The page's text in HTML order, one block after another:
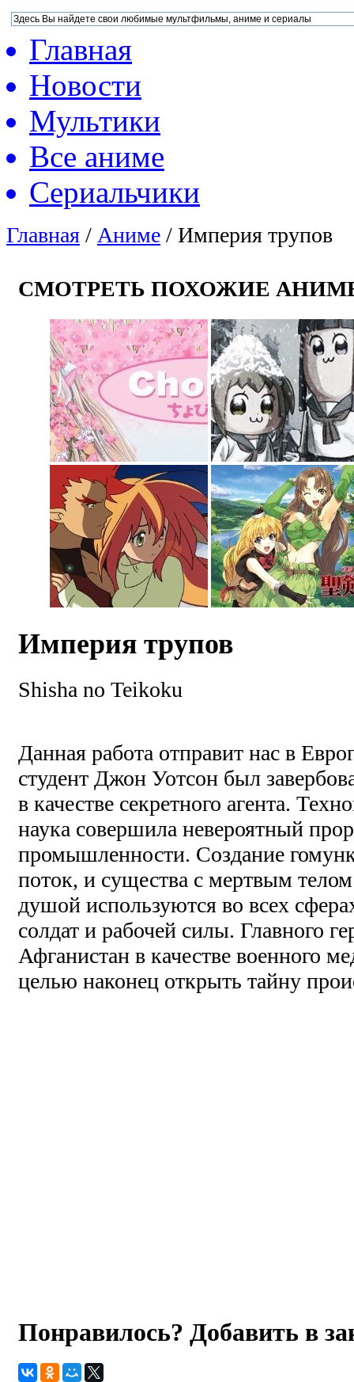
Главная
Новости
Мультики
Все аниме
Сериальчики
Главная / Аниме / Империя трупов
СМОТРЕТЬ ПОХОЖИЕ
Империя трупов
Shisha no Teikoku
Данная работа отправит нас в
студент Джон Уотсон был
в качестве секретного агента.
наука совершила невероятный
промышленности. Создание
поток, и существа с мертвым
душой используются во всех
солдат и рабочей силы. Главного
Афганистан в качестве военного
целью наконец открыть тайну
Понравилось? Добавить в